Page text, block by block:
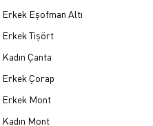
Erkek Eşofman Altı
Erkek Tişört
Kadın Çanta
Erkek Çorap
Erkek Mont
Kadın Mont